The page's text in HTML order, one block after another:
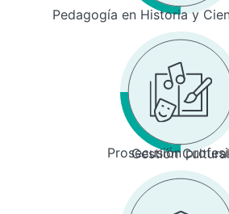
Pedagogía en Historia y
Prosecusión
Gestión Cultural